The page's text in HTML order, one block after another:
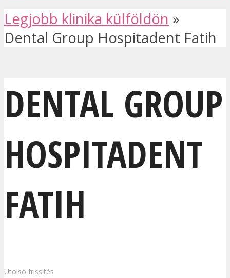
Legjobb klinika külföldön »
Dental Group Hospitadent Fatih
DENTAL GROUP
HOSPITADENT
FATIH
Utolsó frissítés